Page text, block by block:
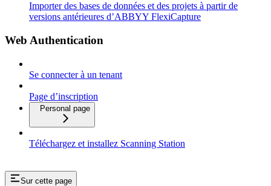
Importer des bases de données et des projets à partir de
versions antérieures d’ABBYY FlexiCapture
Web Authentication
Se connecter à un tenant
Page d’inscription
Personal page
Téléchargez et installez Scanning Station
Sur cette page